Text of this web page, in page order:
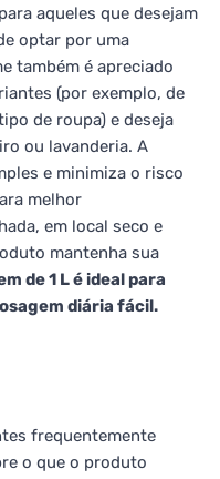
aqueles que desejam
optar por uma
também é apreciado
(por exemplo, de
de roupa) e deseja
ou lavanderia. A
e minimiza o risco
melhor
em local seco e
mantenha sua
de 1 L é ideal para
diária fácil.
frequentemente
o que o produto